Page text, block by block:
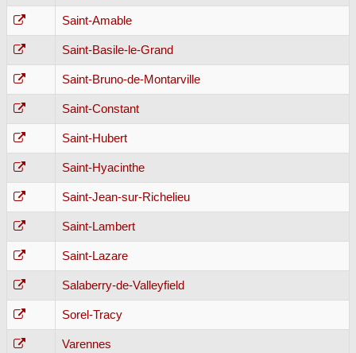
Saint-Amable
Saint-Basile-le-Grand
Saint-Bruno-de-Montarville
Saint-Constant
Saint-Hubert
Saint-Hyacinthe
Saint-Jean-sur-Richelieu
Saint-Lambert
Saint-Lazare
Salaberry-de-Valleyfield
Sorel-Tracy
Varennes